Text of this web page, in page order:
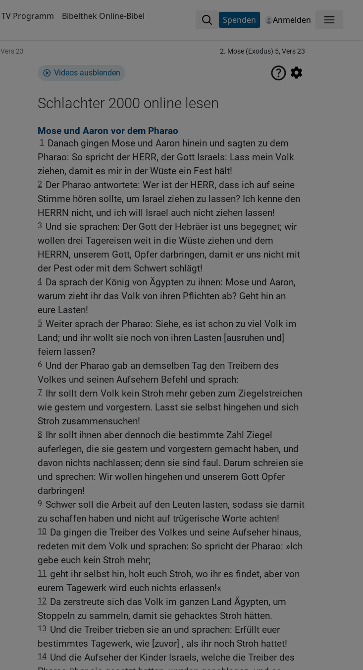
TV Programm Bibelthek Online-Bibel Spenden Anmelden Menü
Vers 23 2. Mose (Exodus) 5, Vers 23
Videos ausblenden
Schlachter 2000 online lesen
Mose und Aaron vor dem Pharao
1
Danach gingen Mose und Aaron hinein und sagten zu dem
Pharao: So spricht der HERR, der Gott Israels: Lass mein Volk
ziehen, damit es mir in der Wüste ein Fest hält!
2 Der Pharao antwortete: Wer ist der HERR, dass ich auf seine
Stimme hören sollte, um Israel ziehen zu lassen? Ich kenne den
HERRN nicht, und ich will Israel auch nicht ziehen lassen!
3 Und sie sprachen: Der Gott der Hebräer ist uns begegnet; wir
wollen drei Tagereisen weit in die Wüste ziehen und dem
HERRN, unserem Gott, Opfer darbringen, damit er uns nicht mit
der Pest oder mit dem Schwert schlägt!
4 Da sprach der König von Ägypten zu ihnen: Mose und Aaron,
warum zieht ihr das Volk von ihren Pflichten ab? Geht hin an
eure Lasten!
5 Weiter sprach der Pharao: Siehe, es ist schon zu viel Volk im
Land; und ihr wollt sie noch von ihren Lasten [ausruhen und]
feiern lassen?
6 Und der Pharao gab an demselben Tag den Treibern des
Volkes und seinen Aufsehern Befehl und sprach:
7 Ihr sollt dem Volk kein Stroh mehr geben zum Ziegelstreichen
wie gestern und vorgestern. Lasst sie selbst hingehen und sich
Stroh zusammensuchen!
8 Ihr sollt ihnen aber dennoch die bestimmte Zahl Ziegel
auferlegen, die sie gestern und vorgestern gemacht haben, und
davon nichts nachlassen; denn sie sind faul. Darum schreien sie
und sprechen: Wir wollen hingehen und unserem Gott Opfer
darbringen!
9 Schwer soll die Arbeit auf den Leuten lasten, sodass sie damit
zu schaffen haben und nicht auf trügerische Worte achten!
10 Da gingen die Treiber des Volkes und seine Aufseher hinaus,
redeten mit dem Volk und sprachen: So spricht der Pharao: »Ich
gebe euch kein Stroh mehr;
11
geht ihr selbst hin, holt euch Stroh, wo ihr es findet, aber von
eurem Tagewerk wird euch nichts erlassen!«
12 Da zerstreute sich das Volk im ganzen Land Ägypten, um
Stoppeln zu sammeln, damit sie gehacktes Stroh hätten.
13 Und die Treiber trieben sie an und sprachen: Erfüllt euer
bestimmtes Tagewerk, wie [zuvor] , als ihr noch Stroh hattet!
14 Und die Aufseher der Kinder Israels, welche die Treiber des